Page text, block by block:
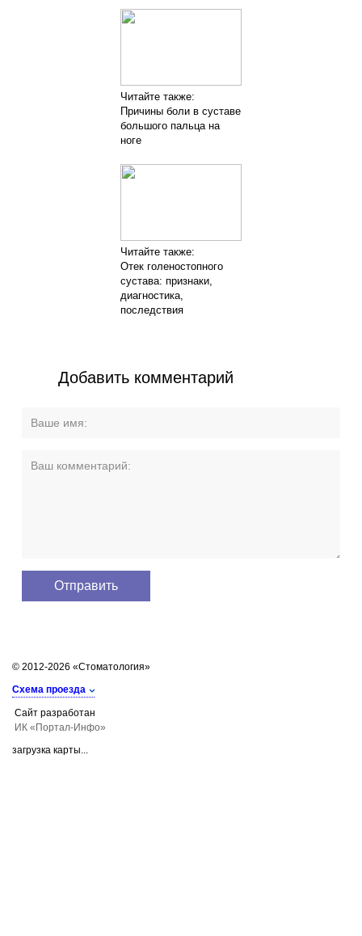
Читайте также:
Причины боли в суставе
большого пальца на
ноге
Читайте также:
Отек голеностопного
сустава: признаки,
диагностика,
последствия
Добавить комментарий
© 2012-2026 «Стоматология»
Схема проезда
Сайт разработан
ИК «Портал-Инфо»
загрузка карты...